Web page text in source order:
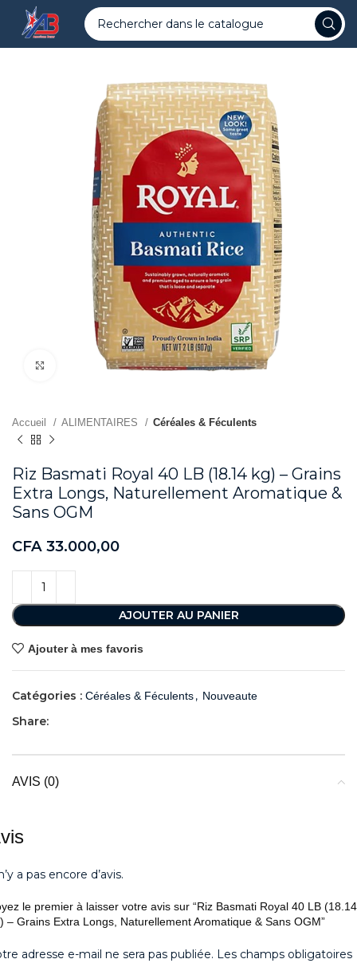
Accueil ALIMENTAIRES Céréales & Féculents
Riz Basmati Royal 40 LB (18.14 kg) – Grains
Extra Longs, Naturellement Aromatique &
Sans OGM
CFA 33.000,00
AJOUTER AU PANIER
Ajouter à mes favoris
Catégories : Céréales & Féculents, Nouveaute
Share:
AVIS (0)
a pas encore d’avis.
le premier à laisser votre avis sur “Riz Basmati Royal 40 LB (18.14
– Grains Extra Longs, Naturellement Aromatique & Sans OGM”
adresse e-mail ne sera pas publiée. Les champs obligatoires